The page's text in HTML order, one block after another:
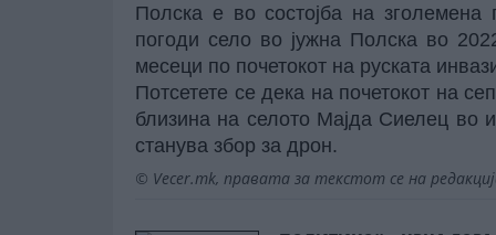
Полска е во состојба на зголемена
погоди село во јужна Полска во
месеци по почетокот на руската
Потсетете се дека на почетокот на
близина на селото Мајда Сиелец во
станува збор за дрон.
© Vecer.mk, правата за текстот се на